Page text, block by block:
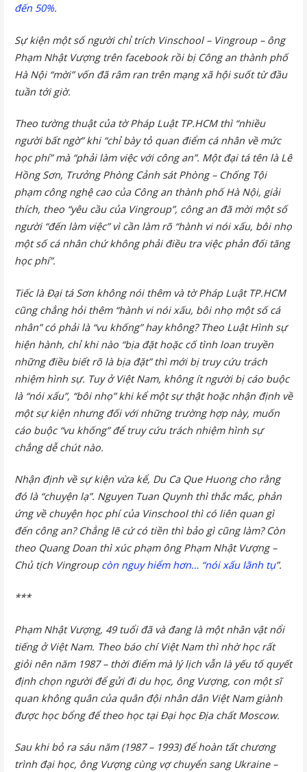
đến 50%.
Sự kiện một số người chỉ trích Vinschool – Vingroup – ông
Phạm Nhật Vượng trên facebook rồi bị Công an thành phố
Hà Nội “mời” vốn đã râm ran trên mạng xã hội suốt từ đầu
tuần tới giờ.
Theo tường thuật của tờ Pháp Luật TP.HCM thì “nhiều
người bất ngờ” khi “chỉ bày tỏ quan điểm cá nhân về mức
học phí” mà “phải làm việc với công an”. Một đại tá tên là Lê
Hồng Sơn, Trưởng Phòng Cảnh sát Phòng – Chống Tội
phạm công nghệ cao của Công an thành phố Hà Nội, giải
thích, theo “yêu cầu của Vingroup”, công an đã mời một số
người “đến làm việc” vì cần làm rõ “hành vi nói xấu, bôi nhọ
một số cá nhân chứ không phải điều tra việc phản đối tăng
học phí”.
Tiếc là Đại tá Sơn không nói thêm và tờ Pháp Luật TP.HCM
cũng chẳng hỏi thêm “hành vi nói xấu, bôi nhọ một số cá
nhân” có phải là “vu khống” hay không? Theo Luật Hình sự
hiện hành, chỉ khi nào “bịa đặt hoặc cố tình loan truyền
những điều biết rõ là bịa đặt” thì mới bị truy cứu trách
nhiệm hình sự. Tuy ở Việt Nam, không ít người bị cáo buộc
là “nói xấu”, “bôi nhọ” khi kể một sự thật hoặc nhận định về
một sự kiện nhưng đối với những trường hợp này, muốn
cáo buộc “vu khống” để truy cứu trách nhiệm hình sự
chẳng dễ chút nào.
Nhận định về sự kiện vừa kể, Du Ca Que Huong cho rằng
đó là “chuyện lạ”. Nguyen Tuan Quynh thì thắc mắc, phản
ứng về chuyện học phí của Vinschool thì có liên quan gì
đến công an? Chẳng lẽ cứ có tiền thì bảo gì cũng làm? Còn
theo Quang Doan thì xúc phạm ông Phạm Nhật Vượng –
Chủ tịch Vingroup còn nguy hiểm hơn… “nói xấu lãnh tụ”.
***
Phạm Nhật Vượng, 49 tuổi đã và đang là một nhân vật nổi
tiếng ở Việt Nam. Theo báo chí Việt Nam thì nhờ học rất
giỏi nên năm 1987 – thời điểm mà lý lịch vẫn là yếu tố quyết
định chọn người để gửi đi du học, ông Vượng, con một sĩ
quan không quân của quân đội nhân dân Việt Nam giành
được học bổng để theo học tại Đại học Địa chất Moscow.
Sau khi bỏ ra sáu năm (1987 – 1993) để hoàn tất chương
trình đại học, ông Vượng cùng vợ chuyển sang Ukraine –